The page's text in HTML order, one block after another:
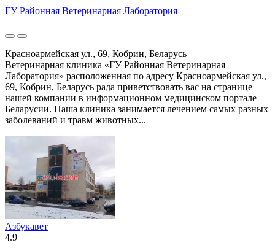
ГУ Районная Ветеринарная Лаборатория
Красноармейская ул., 69, Кобрин, Беларусь
Ветеринарная клиника «ГУ Районная Ветеринарная
Лаборатория» расположенная по адресу Красноармейская ул.,
69, Кобрин, Беларусь рада приветствовать вас на странице
нашей компании в информационном медицинском портале
Беларусии. Наша клиника занимается лечением самых разных
заболеваний и травм животных...
Азбукавет
4.9